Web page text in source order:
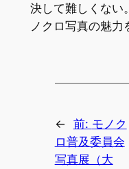
決して難しくない
ノクロ写真の魅力
← 前: モノク
ロ普及委員会
写真展（大